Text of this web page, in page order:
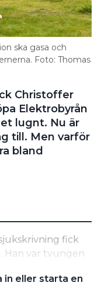
ska gasa och
Foto: Thomas
Christoffer
Elektrobyrån
lugnt. Nu är
till. Men varför
bland
fick
Han var tvungen
år – och lika
in eller starta en